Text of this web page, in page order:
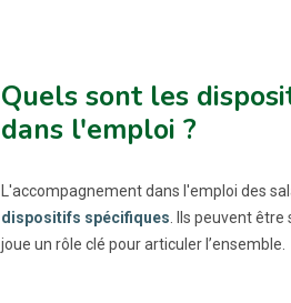
Quels sont les
dans l'emploi ?
L'accompagnement dans l'emploi des
dispositifs spécifiques. Ils peuvent être
joue un rôle clé pour articuler l’ensemble.